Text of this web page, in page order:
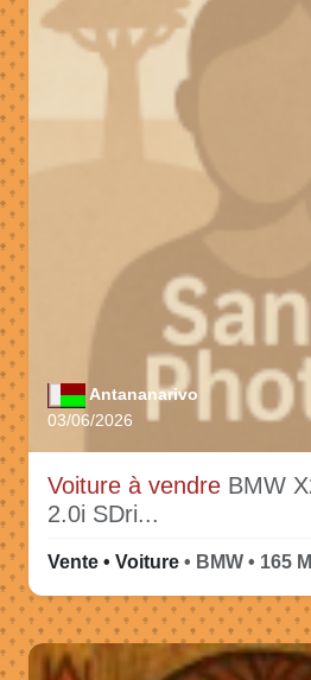
Antananarivo
03/06/2026
Voiture à vendre BMW
2.0i SDri...
Vente • Voiture • BMW • 165